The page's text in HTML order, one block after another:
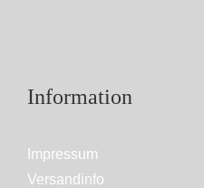
Information
Impressum
Versandinfo